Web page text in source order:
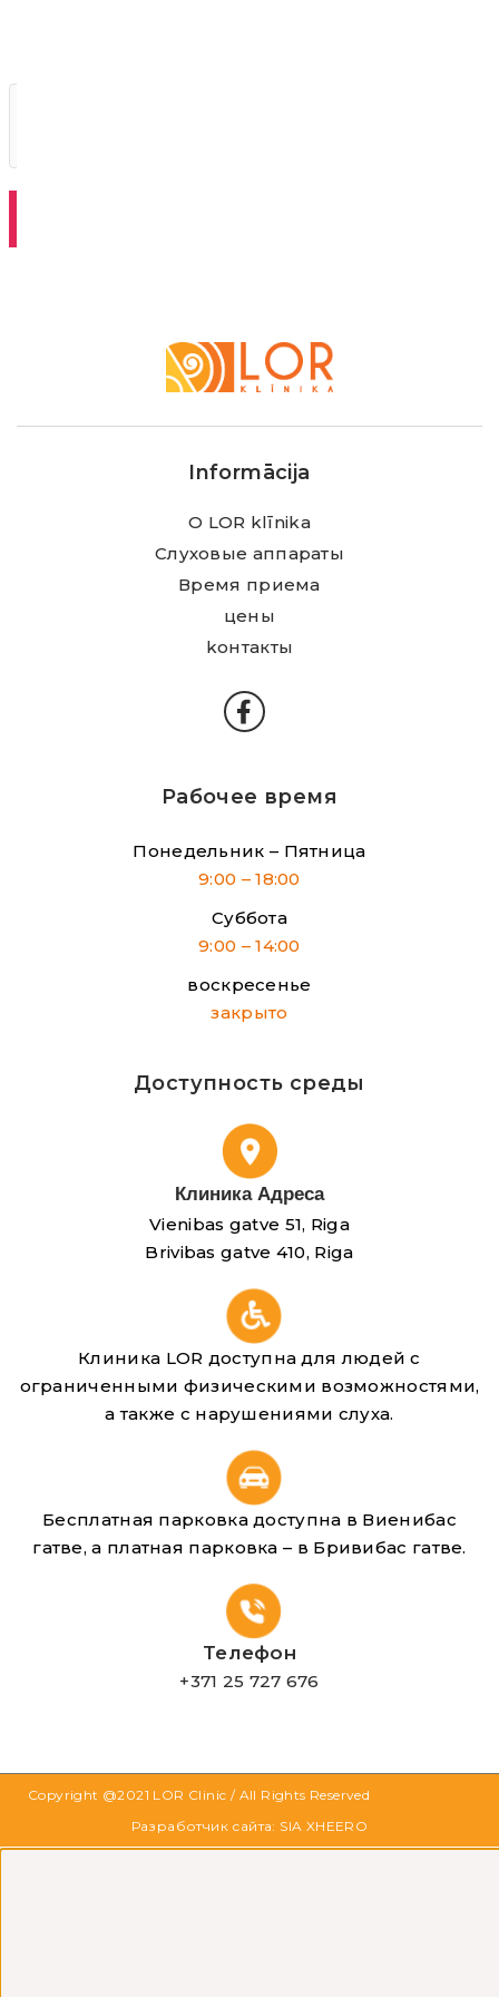
Klīnika
Informācija
О LOR klīnika
Слуховые аппараты
Время приема
цены
kонтакты
Рабочее время
Понедельник – Пятница
9:00 – 18:00
Суббота
9:00 – 14:00
воскресенье
закрыто
Доступность среды
Клиника Адреса
Vienibas gatve 51, Riga
Brivibas gatve 410, Riga
Клиника LOR доступна для людей с
ограниченными физическими возможностями,
а также с нарушениями слуха.
Бесплатная парковка доступна в Виенибас
гатве, а платная парковка – в Бривибас гатве.
Телефон
+371 25 727 676
Copyright @2021 LOR Clinic / All Rights Reserved
Разработчик сайта: SIA XHEERO